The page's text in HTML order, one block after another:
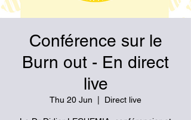
Conférence sur le
Burn out - En direct
live
Thu 20 Jun Direct live